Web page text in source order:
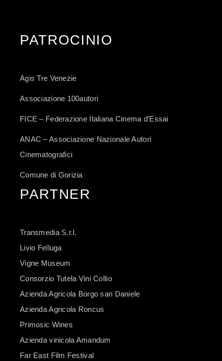
PATROCINIO
Agis Tre Venezie
Associazione 100autori
FICE – Federazione Italiana Cinema d’Essai
ANAC – Associazione Nazionale Autori
Cinematografici
Comune di Gorizia
PARTNER
Transmedia S.r.l.
Livio Felluga
Vigne Museum
Consorzio Tutela Vini Collio
Azienda Agricola Borgo san Daniele
Azienda Agricola Roncus
Primosic Wines
Azienda vinicola Amandum
Far East Film Festival